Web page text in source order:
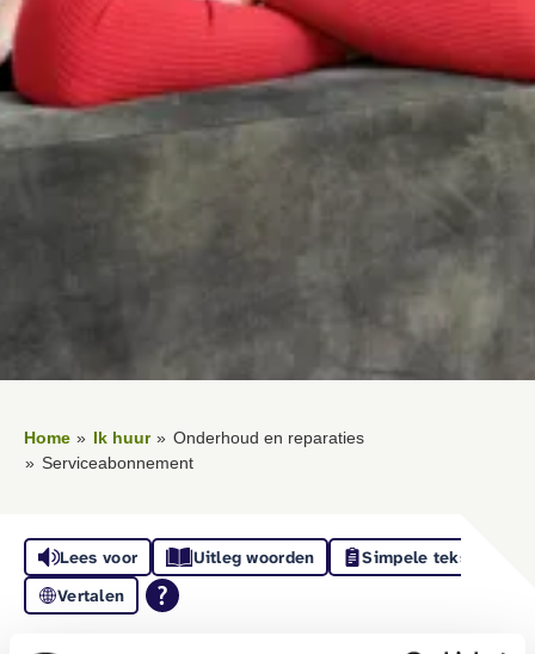
Home Ik huur
Onderhoud en reparaties
Serviceabonnement
Lees voor Uitleg woorden
Simpele tekst
Vertalen